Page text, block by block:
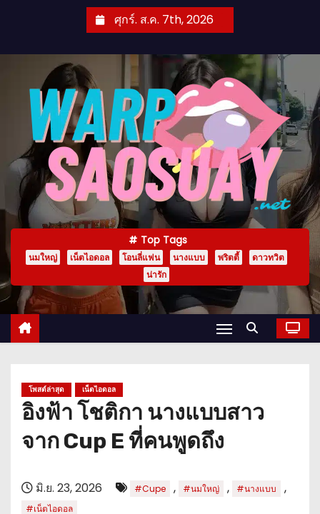
e
ศุกร์. ส.ค. 7th, 2026
Top Tags
นมใหญ่ เน็ตไอดอล โอนลี่แฟน นางแบบ พริตตี้
ดาวทวิต
น่ารัก
โพสต์ล่าสุด เน็ตไอดอล
อิงฟ้า โชติกา นางแบบสาว
จาก Cup E ที่คนพูดถึง
มิ.ย. 23, 2026 #Cupe , #นมใหญ่ , #นางแบบ ,
#เน็ตไอดอล